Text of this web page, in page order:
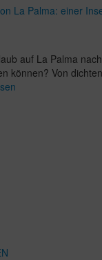
La Palma: einer
auf La Palma
können? Von